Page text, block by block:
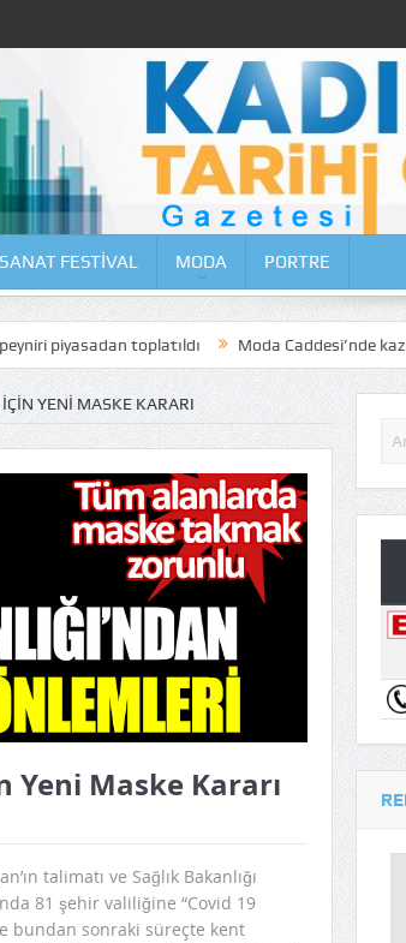
FESTİVAL MODA PORTRE
toplatıldı Moda Caddesi’nde kazı ve tamir
YENI MASKE KARARI
Yeni Maske Kararı
talimatı ve Sağlık Bakanlığı
81 şehir valiliğine “Covid 19
bundan sonraki süreçte kent